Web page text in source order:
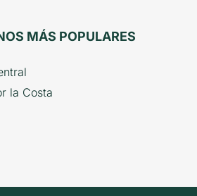
MÁS POPULARES
la Costa